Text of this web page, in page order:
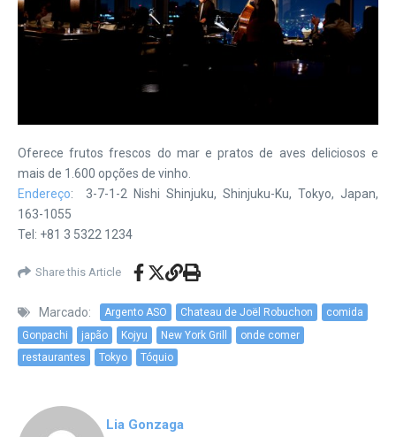
Oferece frutos frescos do mar e pratos de aves deliciosos e
mais de 1.600 opções de vinho.
Endereço: 3-7-1-2 Nishi Shinjuku, Shinjuku-Ku, Tokyo, Japan,
163-1055
Tel: +81 3 5322 1234
Share this Article
Marcado: Argento ASO Chateau de Joël Robuchon
comida
Gonpachi
japão Kojyu New York Grill
onde comer
restaurantes
Tokyo Tóquio
Lia Gonzaga